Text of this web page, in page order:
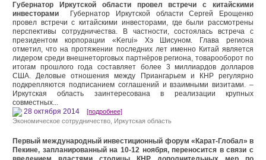
Губернатор Иркутской области провел встречи с китайскими
инвесторами Губернатор Иркутской области Сергей Ерощенко
провел встречи с китайскими инвесторами, где были рассмотрены
перспективы сотрудничества. В частности, состоялась встреча с
президентом корпорации «Kerui» Хэ Шисуном. Глава региона
отметил, что на протяжении последних лет именно Китай является
лидером среди внешнеторговых партнёров региона, товарооборот по
итогам прошлого года составляет более 3 миллиардов долларов
США. Деловые отношения между Приангарьем и КНР регулярно
подкрепляются подписанием соглашений и взаимными визитами. –
Иркутская область заинтересована в реализации крупных
совместных...
28 октября 2014 [подробнее]
Экономическое сотрудничество Иркутская область
Первый международный инвестиционный форум «Карат-Глобал» в
Пекине, запланированный на 10-12 ноября, переносится в связи с